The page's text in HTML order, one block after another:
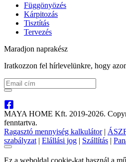
Függönyözés
Kárpitozás
Tisztítás
Tervezés
Maradjon naprakész
Iratkozzon fel hírlevelünkre, hogy
MAYA HOME Kft. 2019-2026.
fenntartva.
Ragasztó mennyiség kalkulátor |
szabályzat | Elállási jog | Szállítás |
Ez a weboldal cookie-kat használ a